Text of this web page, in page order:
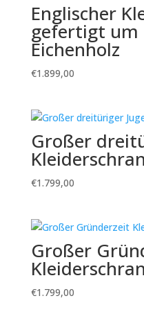
Englischer
gefertigt um
Eichenholz
€1.899,00
Großer
€1.799,00
Großer
€1.799,00